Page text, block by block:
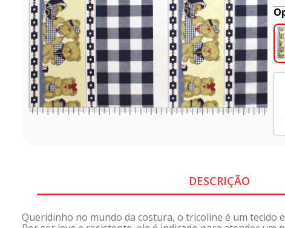
DESCRIÇÃO
Queridinho no mundo da costura, o tricoline é um tecido